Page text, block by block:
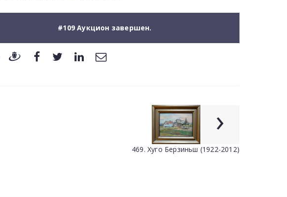
#109 Аукцион завершен.
›
469. Хуго Берзиньш (1922-2012)